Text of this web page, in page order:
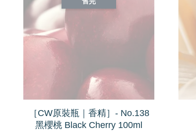
［CW原裝瓶｜香精］- No.138
黑櫻桃 Black Cherry 100ml